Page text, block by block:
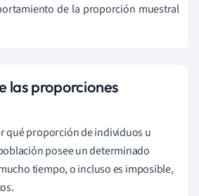
de la proporción muestral
las proporciones
qué proporción de individuos u
posee un determinado
tiempo, o incluso es imposible,